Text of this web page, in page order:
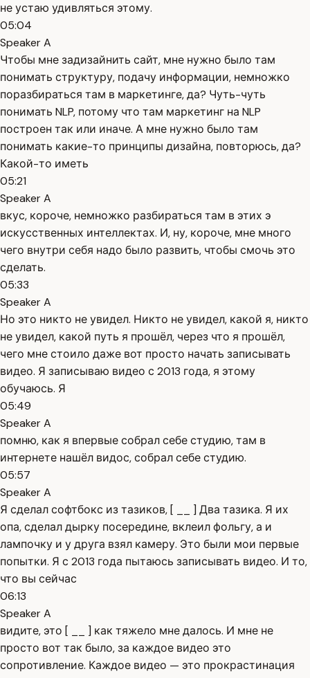
не устаю удивляться этому.
05:04
Speaker A
Чтобы мне задизайнить сайт, мне нужно было там
понимать структуру, подачу информации, немножко
поразбираться там в маркетинге, да? Чуть-чуть
понимать NLP, потому что там маркетинг на NLP
построен так или иначе. А мне нужно было там
понимать какие-то принципы дизайна, повторюсь, да?
Какой-то иметь
05:21
Speaker A
вкус, короче, немножко разбираться там в этих э
искусственных интеллектах. И, ну, короче, мне много
чего внутри себя надо было развить, чтобы смочь это
сделать.
05:33
Speaker A
Но это никто не увидел. Никто не увидел, какой я, никто
не увидел, какой путь я прошёл, через что я прошёл,
чего мне стоило даже вот просто начать записывать
видео. Я записываю видео с 2013 года, я этому
обучаюсь. Я
05:49
Speaker A
помню, как я впервые собрал себе студию, там в
интернете нашёл видос, собрал себе студию.
05:57
Speaker A
Я сделал софтбокс из тазиков, [ __ ] Два тазика. Я их
опа, сделал дырку посередине, вклеил фольгу, а и
лампочку и у друга взял камеру. Это были мои первые
попытки. Я с 2013 года пытаюсь записывать видео. И то,
что вы сейчас
06:13
Speaker A
видите, это [ __ ] как тяжело мне далось. И мне не
просто вот так было, за каждое видео это
сопротивление. Каждое видео — это прокрастинация